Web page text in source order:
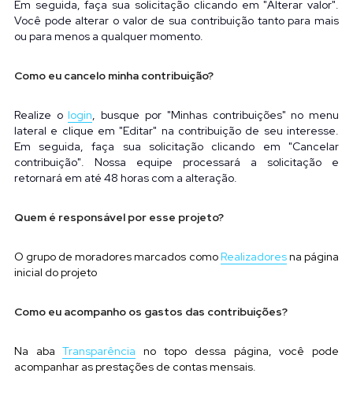
Em seguida, faça sua solicitação clicando em "Alterar valor".
Você pode alterar o valor de sua contribuição tanto para mais
ou para menos a qualquer momento.
Como eu cancelo minha contribuição?
Realize o login, busque por "Minhas contribuições" no menu
lateral e clique em "Editar" na contribuição de seu interesse.
Em seguida, faça sua solicitação clicando em "Cancelar
contribuição". Nossa equipe processará a solicitação e
retornará em até 48 horas com a alteração.
Quem é responsável por esse projeto?
O grupo de moradores marcados como Realizadoresna página
inicial do projeto
Como eu acompanho os gastos das contribuições?
Na aba Transparência
no topo dessa página, você pode
acompanhar as prestações de contas mensais.